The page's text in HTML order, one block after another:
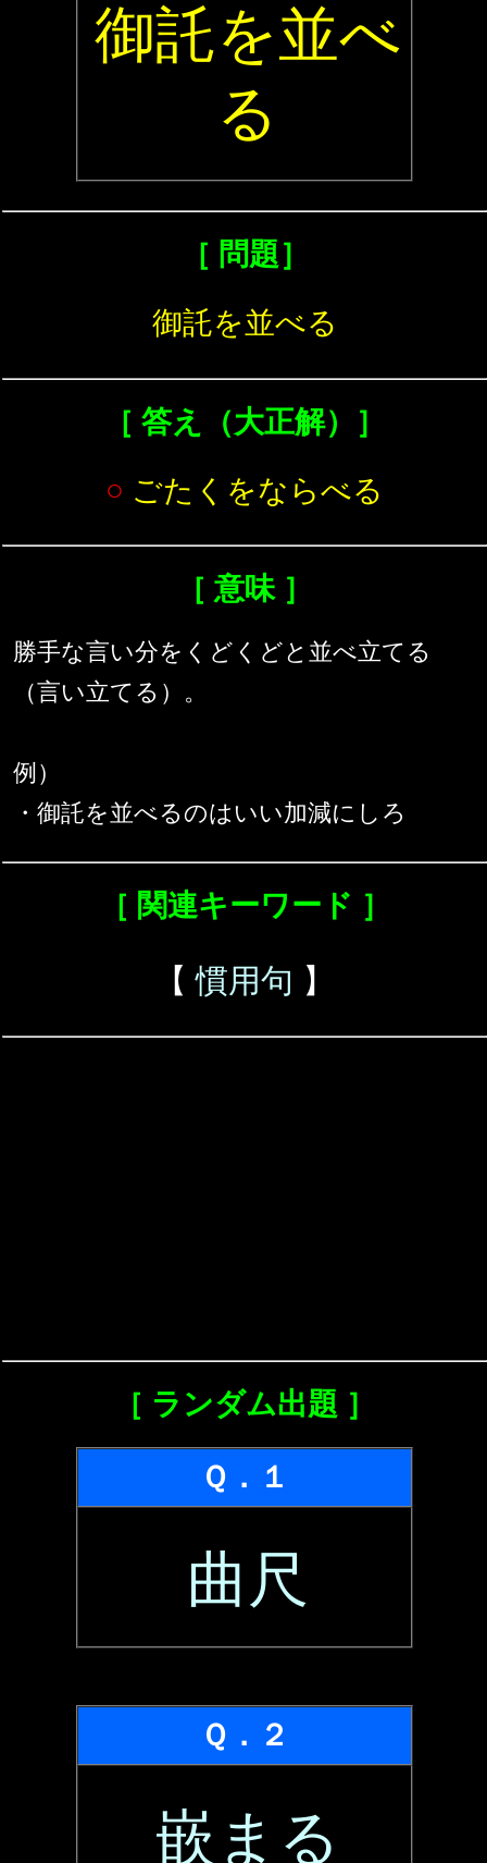
御託を並べ
る
［ 問題］
御託を並べる
［ 答え（大正解）］
○ ごたくをならべる
［ 意味 ］
勝手な言い分をくどくどと並べ立てる
（言い立てる）。
例）
・御託を並べるのはいい加減にしろ
［ 関連キーワード ］
【慣用句 】
［ ランダム出題 ］
Ｑ．１
曲尺
Ｑ．２
嵌まる